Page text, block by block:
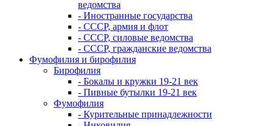
ведомства
- Иностранные государства
- СССР, армия и флот
- СССР, силовые ведомства
- СССР, гражданские ведомства
Фумофилия и бирофилия
Бирофилия
- Бокалы и кружки 19-21 век
- Пивные бутылки 19-21 век
Фумофилия
- Курительные принадлежности